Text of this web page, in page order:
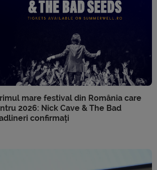
mare festival din România care
2026: Nick Cave & The Bad
confirmați